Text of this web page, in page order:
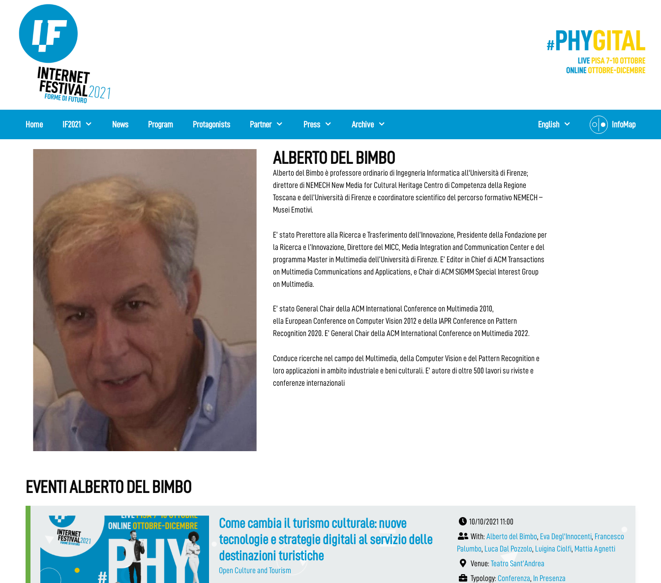
content
Home IF2021 News Program Protagonists Partner Press Archive InfoMap
English
ALBERTO DEL BIMBO
Alberto del Bimbo è professore ordinario di Ingegneria Informatica all'Università di Firenze;
direttore di NEMECH New Media for Cultural Heritage Centro di Competenza della Regione
Toscana e dell’Università di Firenze e coordinatore scientifico del percorso formativo NEMECH –
Musei Emotivi.
E’ stato Prerettore alla Ricerca e Trasferimento dell’Innovazione, Presidente della Fondazione per
la Ricerca e l’Innovazione, Direttore del MICC, Media Integration and Communication Center e del
programma Master in Multimedia dell’Università di Firenze. E’ Editor in Chief di ACM Transactions
on Multimedia Communications and Applications, e Chair di ACM SIGMM Special Interest Group
on Multimedia.
E’ stato General Chair della ACM International Conference on Multimedia 2010,
ella European Conference on Computer Vision 2012 e della IAPR Conference on Pattern
Recognition 2020. E’ General Chair della ACM International Conference on Multimedia 2022.
Conduce ricerche nel campo del Multimedia, della Computer Vision e del Pattern Recognition e
loro applicazioni in ambito industriale e beni culturali. E’ autore di oltre 500 lavori su riviste e
conferenze internazionali
EVENTI ALBERTO DEL BIMBO
Come cambia il turismo culturale: nuove
tecnologie e strategie digitali al servizio delle
destinazioni turistiche
Open Culture and Tourism
10/10/2021 11:00
With: Alberto del Bimbo, Eva Degl'Innocenti, Francesco
Palumbo, Luca Dal Pozzolo, Luigina Ciolfi, Mattia Agnetti
Venue: Teatro Sant’Andrea
Typology: Conferenza, In Presenza